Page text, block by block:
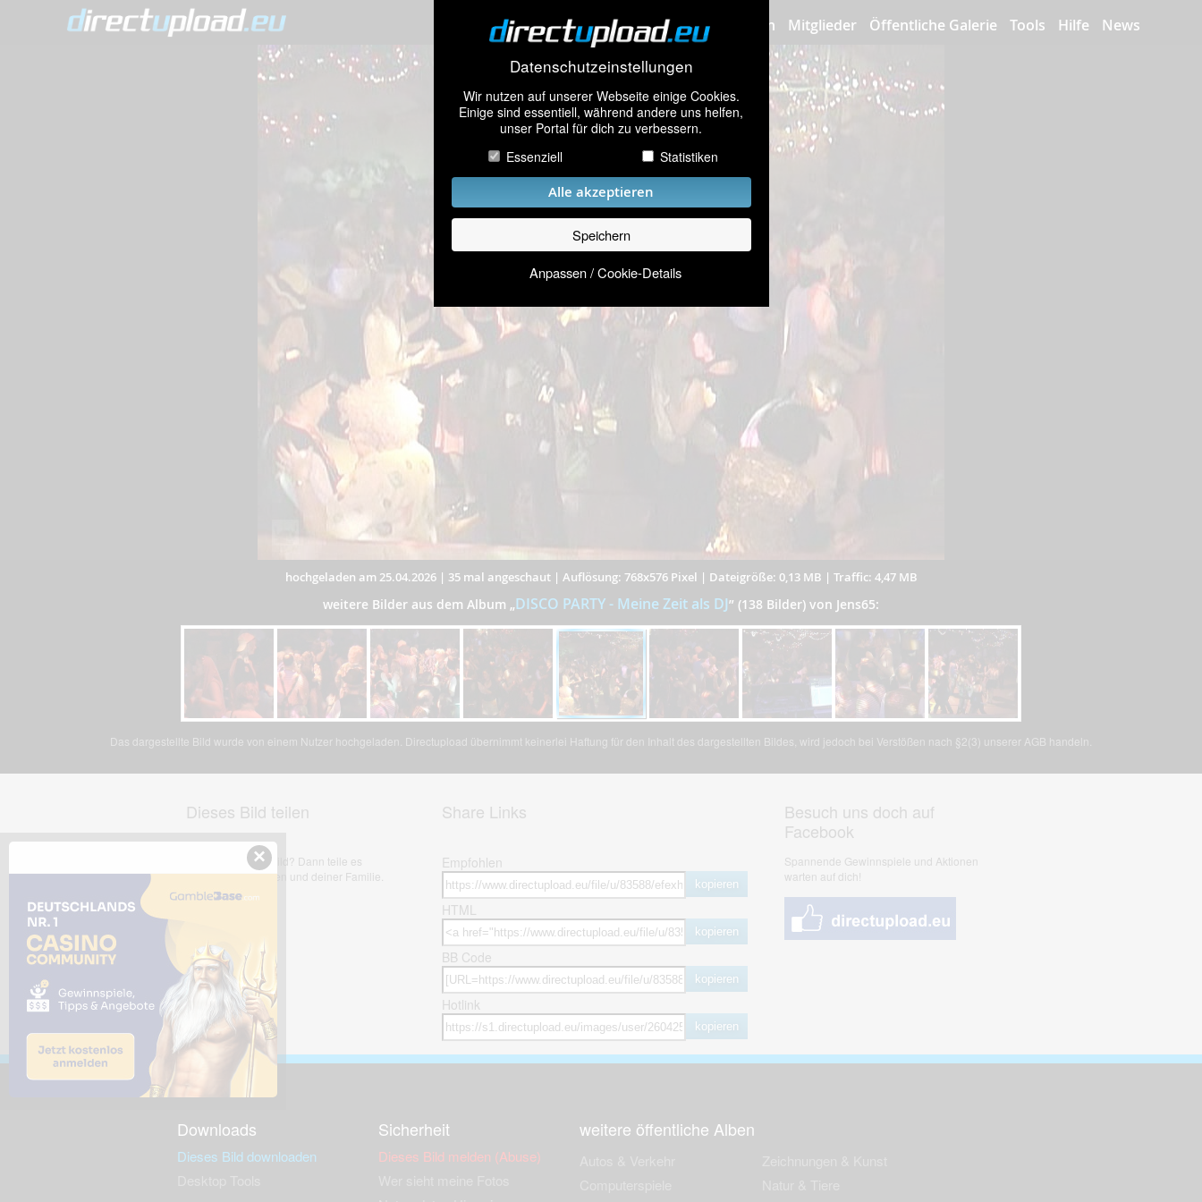
Datenschutzeinstellungen
Wir nutzen auf unserer Webseite einige Cookies.
Einige sind essentiell, während andere uns helfen,
unser Portal für dich zu verbessern.
Essenziell
Statistiken
Alle akzeptieren
Speichern
Anpassen / Cookie-Details
Bilder hochladen Mitglieder Öffentliche Galerie Tools Hilfe News
hochgeladen am 25.04.2026| 35 mal angeschaut| Auflösung: 768x576 Pixel | Dateigröße: 0,13 MB | Traffic: 4,47 MB
weitere Bilder aus dem Album „DISCO PARTY - Meine Zeit als DJ” (138 Bilder) von Jens65:
Das dargestellte Bild wurde von einem Nutzer hochgeladen. Directupload übernimmt keinerlei Haftung für den Inhalt des dargestellten Bildes, wird jedoch bei Verstößen nach §2(3) unserer AGB handeln.
Dieses Bild teilen
Dir gefällt dieses Bild? Dann teile es
mit deinen Freunden und deiner Familie.
Share Links
Empfohlen
kopieren
HTML
kopieren
BB Code
kopieren
Hotlink
kopieren
Besuch uns doch auf
Facebook
Spannende Gewinnspiele und Aktionen
warten auf dich!
Downloads
Dieses Bild downloaden
Sicherheit
Dieses Bild melden (Abuse)
weitere öffentliche Alben
×